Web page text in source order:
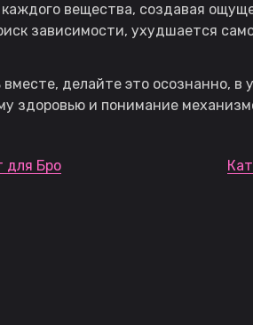
вещества, создавая
зависимости, ухудшается
вместе, делайте это осознанно,
здоровью и понимание
для Бро